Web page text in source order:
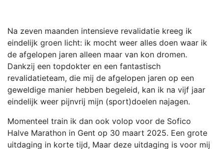
Na zeven maanden intensieve revalidatie kreeg ik
eindelijk groen licht: ik mocht weer alles doen waar ik
de afgelopen jaren alleen maar van kon dromen.
Dankzij een topdokter en een fantastisch
revalidatieteam, die mij de afgelopen jaren op een
geweldige manier hebben begeleid, kan ik na vijf jaar
eindelijk weer pijnvrij mijn (sport)doelen najagen.
Momenteel train ik dan ook volop voor de Sofico
Halve Marathon in Gent op 30 maart 2025. Een grote
uitdaging in korte tijd, Maar deze uitdaging is voor mij